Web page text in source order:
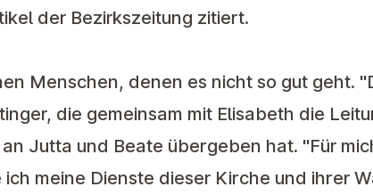
der Bezirkszeitung zitiert.
Menschen, denen es nicht so gut geht.
die gemeinsam mit Elisabeth die
Jutta und Beate übergeben hat. "Für
meine Dienste dieser Kirche und ihrer